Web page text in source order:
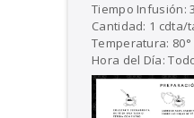
Tiempo Infusión:
Cantidad: 1 cdta/
Temperatura: 80°
Hora del Día: